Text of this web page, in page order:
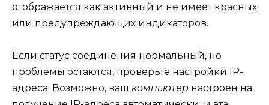
отображается как активный и не имеет красных
или предупреждающих индикаторов.
Если статус соединения нормальный, но
проблемы остаются, проверьте настройки IP-
адреса. Возможно, ваш компьютер настроен на